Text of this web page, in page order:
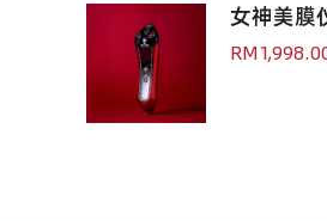
女神美膜
RM